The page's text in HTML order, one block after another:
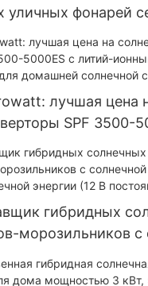
уличных фонарей
- Foxtech Solar
лучшая цена
SPF 3500-
аккумуляторами
системы.
гибридных
морозильников с
от солнечной
тока).